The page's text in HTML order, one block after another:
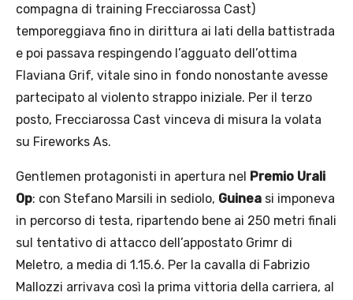
compagna di training Frecciarossa Cast)
temporeggiava fino in dirittura ai lati della battistrada
e poi passava respingendo l’agguato dell’ottima
Flaviana Grif, vitale sino in fondo nonostante avesse
partecipato al violento strappo iniziale. Per il terzo
posto, Frecciarossa Cast vinceva di misura la volata
su Fireworks As.
Gentlemen protagonisti in apertura nel Premio Urali
Op: con Stefano Marsili in sediolo, Guinea si imponeva
in percorso di testa, ripartendo bene ai 250 metri finali
sul tentativo di attacco dell’appostato Grimr di
Meletro, a media di 1.15.6. Per la cavalla di Fabrizio
Mallozzi arrivava così la prima vittoria della carriera, al